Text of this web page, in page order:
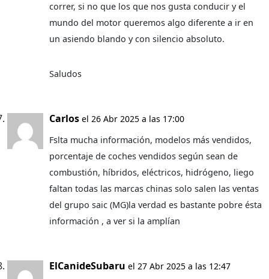
correr, si no que los que nos gusta conducir y el
mundo del motor queremos algo diferente a ir en
un asiendo blando y con silencio absoluto.
Saludos
Carlos el 26 Abr 2025 a las 17:00
Fslta mucha información, modelos más vendidos,
porcentaje de coches vendidos según sean de
combustión, híbridos, eléctricos, hidrógeno, liego
faltan todas las marcas chinas solo salen las ventas
del grupo saic (MG)la verdad es bastante pobre ésta
información , a ver si la amplían
ElCanideSubaru el 27 Abr 2025 a las 12:47